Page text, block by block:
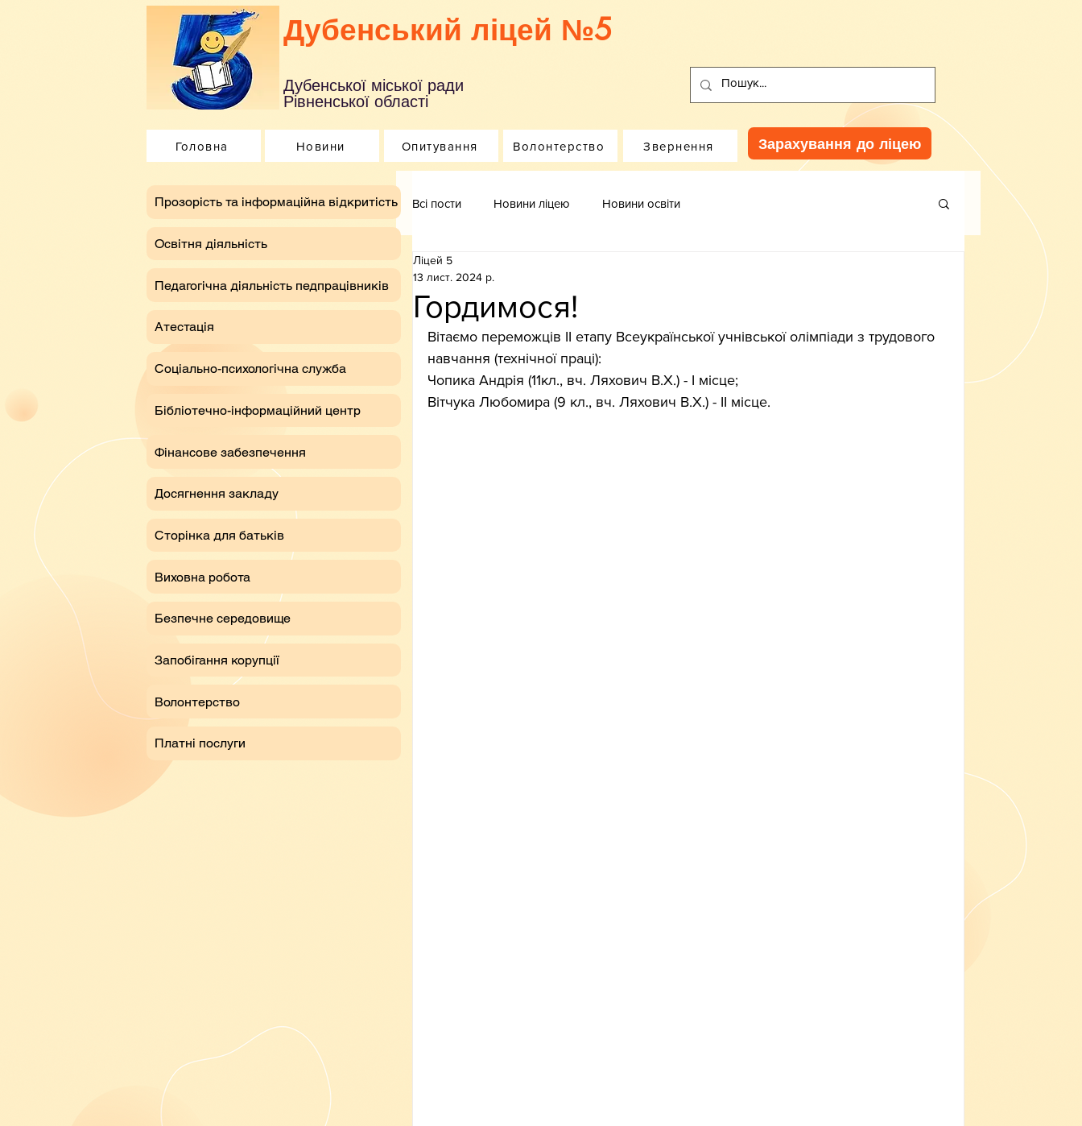
Дубенський ліцей №5
Дубенської міської ради
Рівненської області
Головна Новини Опитування Волонтерство Звернення Зарахування до ліцею
Всі пости Новини ліцею Новини освіти
Гордимося!
Ліцей 5
13 лист. 2024 р.
Вітаємо переможців ІІ етапу Всеукраїнської учнівської олімпіади з трудового
навчання (технічної праці):
Чопика Андрія (11кл., вч. Ляхович В.Х.) - І місце;
Вітчука Любомира (9 кл., вч. Ляхович В.Х.) - ІІ місце.
​Прозорість та інформаційна відкритість
Освітня діяльність
Педагогічна діяльність педпрацівників
Атестація
Соціально-психологічна служба
Бібліотечно-інформаційний центр
Фінансове забезпечення
Досягнення закладу
Сторінка для батьків
Виховна робота
Безпечне середовище
Запобігання корупції
Волонтерство
Платні послуги